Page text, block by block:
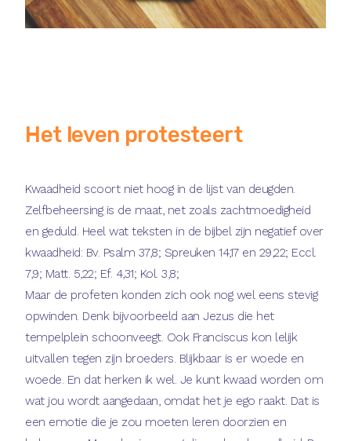
Het leven protesteert
Kwaadheid scoort niet hoog in de lijst van deugden.
Zelfbeheersing is de maat, net zoals zachtmoedigheid
en geduld. Heel wat teksten in de bijbel zijn negatief over
kwaadheid: Bv. Psalm 37,8; Spreuken 14,17 en 29,22; Eccl.
7,9; Matt. 5,22; Ef. 4,31; Kol. 3,8;
Maar de profeten konden zich ook nog wel eens stevig
opwinden. Denk bijvoorbeeld aan Jezus die het
tempelplein schoonveegt. Ook Franciscus kon lelijk
uitvallen tegen zijn broeders. Blijkbaar is er woede en
woede. En dat herken ik wel. Je kunt kwaad worden om
wat jou wordt aangedaan, omdat het je ego raakt. Dat is
een emotie die je zou moeten leren doorzien en